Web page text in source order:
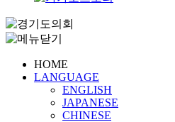
HOME
LANGUAGE
ENGLISH
JAPANESE
CHINESE